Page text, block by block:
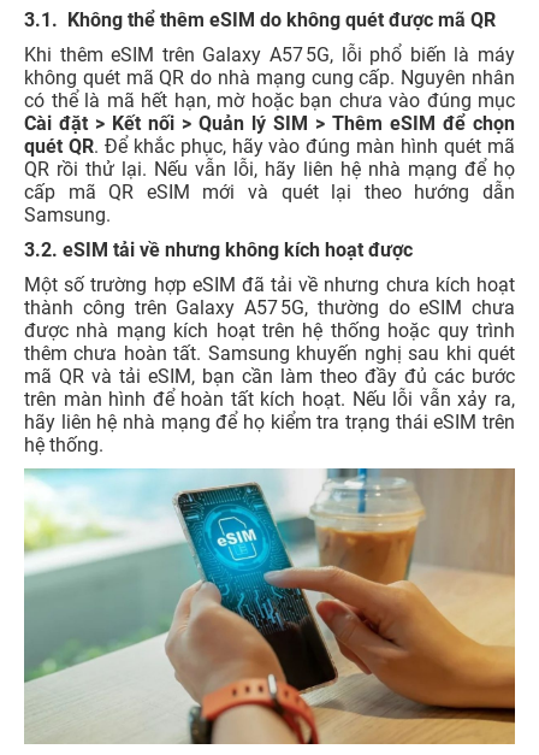
3.1. Không thể thêm eSIM do không quét được mã QR
Khi thêm eSIM trên Galaxy A57 5G, lỗi phổ biến là máy
không quét mã QR do nhà mạng cung cấp. Nguyên nhân
có thể là mã hết hạn, mờ hoặc bạn chưa vào đúng mục
Cài đặt > Kết nối > Quản lý SIM > Thêm eSIM để chọn
quét QR. Để khắc phục, hãy vào đúng màn hình quét mã
QR rồi thử lại. Nếu vẫn lỗi, hãy liên hệ nhà mạng để họ
cấp mã QR eSIM mới và quét lại theo hướng dẫn
Samsung.
3.2. eSIM tải về nhưng không kích hoạt được
Một số trường hợp eSIM đã tải về nhưng chưa kích hoạt
thành công trên Galaxy A57 5G, thường do eSIM chưa
được nhà mạng kích hoạt trên hệ thống hoặc quy trình
thêm chưa hoàn tất. Samsung khuyến nghị sau khi quét
mã QR và tải eSIM, bạn cần làm theo đầy đủ các bước
trên màn hình để hoàn tất kích hoạt. Nếu lỗi vẫn xảy ra,
hãy liên hệ nhà mạng để họ kiểm tra trạng thái eSIM trên
hệ thống.